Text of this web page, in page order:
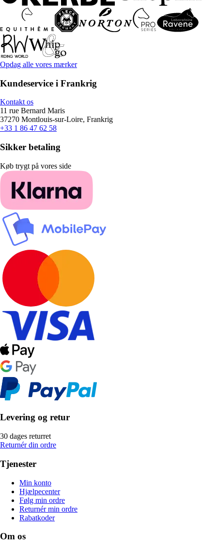
Opdag alle vores mærker
Kundeservice i Frankrig
Kontakt os
11 rue Bernard Maris
37270 Montlouis-sur-Loire, Frankrig
+33 1 86 47 62 58
Sikker betaling
Køb trygt på vores side
Levering og retur
30 dages returret
Returnér din ordre
Tjenester
Min konto
Hjælpecenter
Følg min ordre
Returnér min ordre
Rabatkoder
Om os